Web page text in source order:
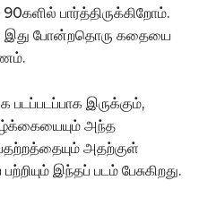
பார்த்திருக்கிறோம்.
இது போன்றதொரு கதையை
இருக்கும்,
அந்த
அதற்குள்
இந்தப் படம் பேசுகிறது.